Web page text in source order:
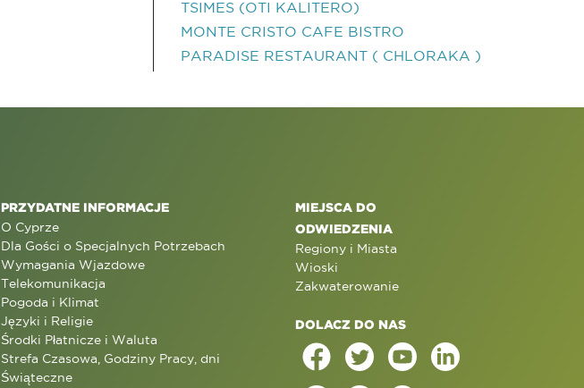
TSIMES (OTI KALITERO)
MONTE CRISTO CAFE BISTRO
PARADISE RESTAURANT ( CHLORAKA )
PRZYDATNE INFORMACJE
O Cyprze
Dla Gości o Specjalnych Potrzebach
Wymagania Wjazdowe
Telekomunikacja
Pogoda i Klimat
Języki i Religie
Środki Płatnicze i Waluta
Strefa Czasowa, Godziny Pracy, dni
Świąteczne
MIEJSCA DO
ODWIEDZENIA
Regiony i Miasta
Wioski
Zakwaterowanie
DOLACZ DO NAS